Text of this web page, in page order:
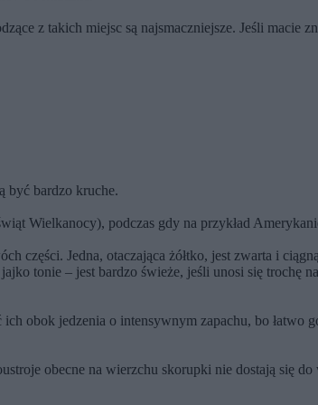
z takich miejsc są najsmaczniejsze. Jeśli macie
być bardzo kruche.
Wielkanocy), podczas gdy na przykład
części. Jedna, otaczająca żółtko, jest zwarta i
tonie – jest bardzo świeże, jeśli unosi się trochę
obok jedzenia o intensywnym zapachu, bo łatwo
obecne na wierzchu skorupki nie dostają się do